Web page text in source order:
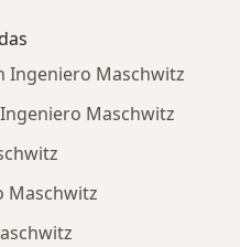
Ingeniero Maschwitz
Maschwitz
Maschwitz